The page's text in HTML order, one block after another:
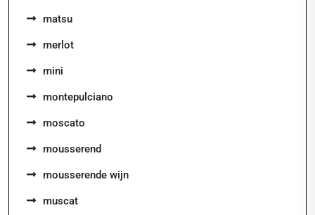
matsu
merlot
mini
montepulciano
moscato
mousserend
mousserende wijn
muscat